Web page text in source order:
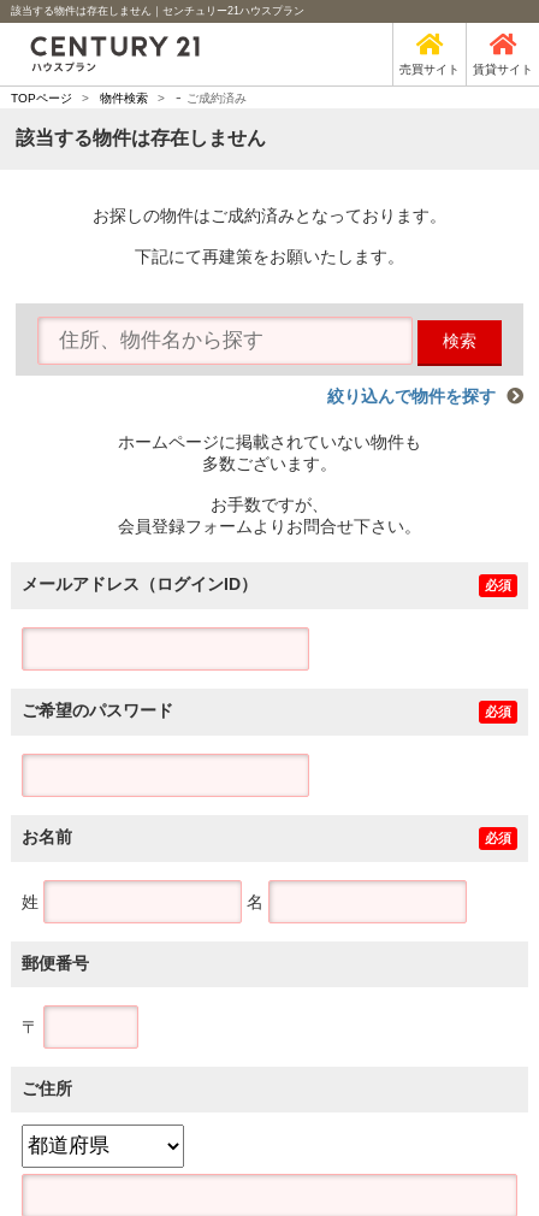
該当する物件は存在しません｜センチュリー21ハウスプラン
売買サイト 賃貸サイト
TOPページ > 物件検索 > - ご成約済み
該当する物件は存在しません
お探しの物件はご成約済みとなっております。
下記にて再建策をお願いたします。
検索
絞り込んで物件を探す
ホームページに掲載されていない物件も
多数ございます。
お手数ですが、
会員登録フォームよりお問合せ下さい。
メールアドレス（ログインID） 必須
ご希望のパスワード 必須
お名前 必須
姓 名
郵便番号
〒
ご住所